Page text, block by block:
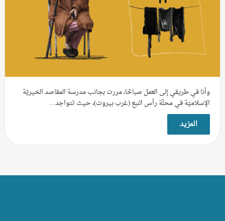
وأنا في طريقي إلى العمل صباحًا، مررت بجانب مدرسة المقاصد الخيريّة
الإسلاميّة في محلّة رأس النبع (غرب بيروت)، حيث تتواجد…
المزيد